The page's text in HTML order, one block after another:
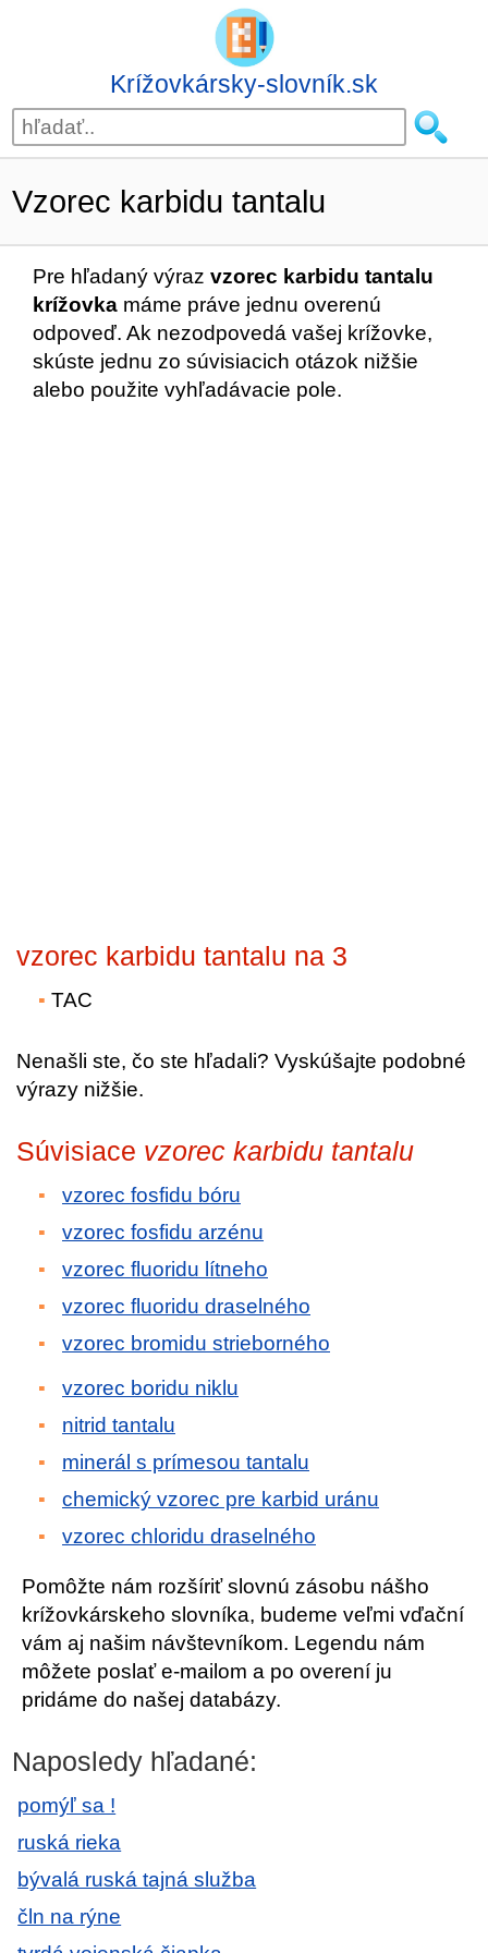
Krížovkársky-slovník.sk
Vzorec karbidu tantalu
Pre hľadaný výraz vzorec karbidu tantalu
krížovka máme práve jednu overenú
odpoveď. Ak nezodpovedá vašej krížovke,
skúste jednu zo súvisiacich otázok nižšie
alebo použite vyhľadávacie pole.
vzorec karbidu tantalu na 3
TAC
Nenašli ste, čo ste hľadali? Vyskúšajte podobné
výrazy nižšie.
Súvisiace vzorec karbidu tantalu
vzorec fosfidu bóru
vzorec fosfidu arzénu
vzorec fluoridu lítneho
vzorec fluoridu draselného
vzorec bromidu strieborného
vzorec boridu niklu
nitrid tantalu
minerál s prímesou tantalu
chemický vzorec pre karbid uránu
vzorec chloridu draselného
Pomôžte nám rozšíriť slovnú zásobu nášho
krížovkárskeho slovníka, budeme veľmi vďační
vám aj našim návštevníkom. Legendu nám
môžete poslať e-mailom a po overení ju
pridáme do našej databázy.
Naposledy hľadané:
pomýľ sa !
ruská rieka
bývalá ruská tajná služba
čln na rýne